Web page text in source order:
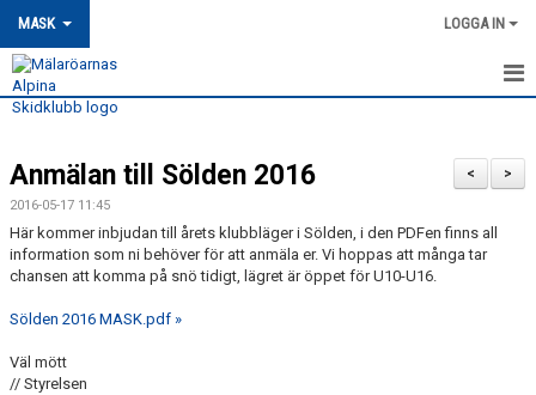
MASK LOGGA IN
MASK-NYHETER
OM MASK
MEDLEMSSKAP
TRÄNING
>
<
Anmälan till Sölden 2016
2016-05-17 11:45
Här kommer inbjudan till årets klubbläger i Sölden, i den PDFen finns all
information som ni behöver för att anmäla er. Vi hoppas att många tar
chansen att komma på snö tidigt, lägret är öppet för U10-U16.
Sölden 2016 MASK.pdf »
Väl mött
// Styrelsen